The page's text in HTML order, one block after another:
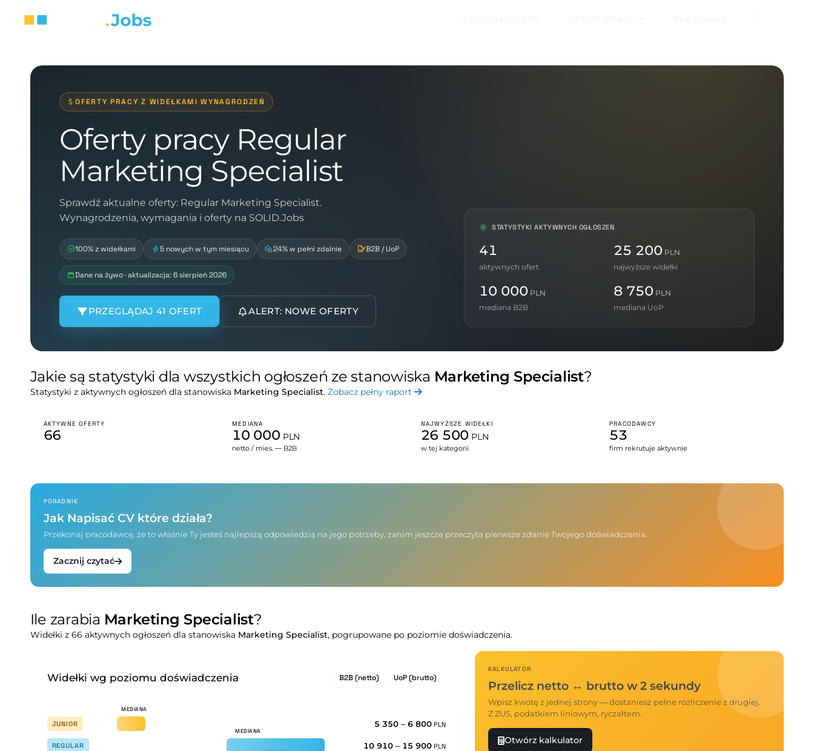
OFERTY PRACY Z WIDEŁKAMI WYNAGRODZEŃ
Oferty pracy Regular
Marketing Specialist
Sprawdź aktualne oferty: Regular Marketing Specialist.
Wynagrodzenia, wymagania i oferty na SOLID.Jobs
100% z widełkami 5 nowych w tym miesiącu 24% w pełni zdalnie B2B / UoP
Dane na żywo · aktualizacja: 6 sierpień 2026
PRZEGLĄDAJ 41 OFERT ALERT: NOWE OFERTY
STATYSTYKI AKTYWNYCH OGŁOSZEŃ
41
aktywnych ofert
25 200 PLN
najwyższe widełki
10 000 PLN
mediana B2B
8 750 PLN
mediana UoP
Jakie są statystyki dla wszystkich ogłoszeń ze stanowiska Marketing Specialist?
Statystyki z aktywnych ogłoszeń dla stanowiska Marketing Specialist. Zobacz pełny raport
AKTYWNE OFERTY
66
MEDIANA
10 000 PLN
netto / mies. — B2B
NAJWYŻSZE WIDEŁKI
26 500 PLN
w tej kategorii
PRACODAWCY
53
firm rekrutuje aktywnie
PORADNIK
Jak Napisać CV które działa?
Przekonaj pracodawcę, że to właśnie Ty jesteś najlepszą odpowiedzią na jego potrzeby, zanim jeszcze przeczyta pierwsze zdanie Twojego doświadczenia.
Zacznij czytać
Ile zarabia Marketing Specialist?
Widełki z 66 aktywnych ogłoszeń dla stanowiska Marketing Specialist, pogrupowane po poziomie doświadczenia.
Widełki wg poziomu doświadczenia B2B (netto) UoP (brutto)
JUNIOR 5 350 – 6 800 PLN
REGULAR 10 910 – 15 900 PLN
KALKULATOR
Przelicz netto ↔ brutto w 2 sekundy
Wpisz kwotę z jednej strony — dostaniesz pełne rozliczenie z drugiej.
Z ZUS, podatkiem liniowym, ryczałtem.
Otwórz kalkulator